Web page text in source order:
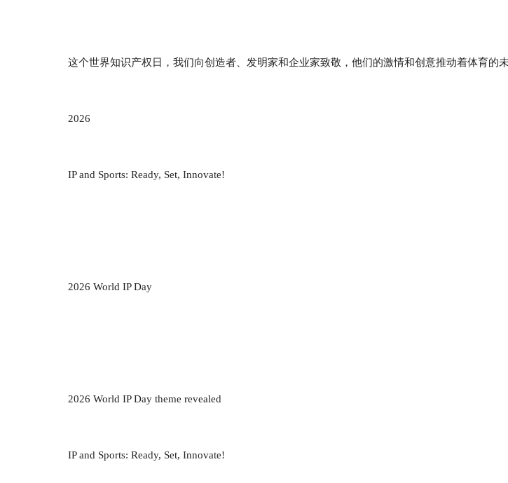
这个世界知识产权日，我们向创造者、发明家和企业家致敬，他们的激情和创意推动着体育的未
2026
IP and Sports: Ready, Set, Innovate!
2026 World IP Day
2026 World IP Day theme revealed
IP and Sports: Ready, Set, Innovate!